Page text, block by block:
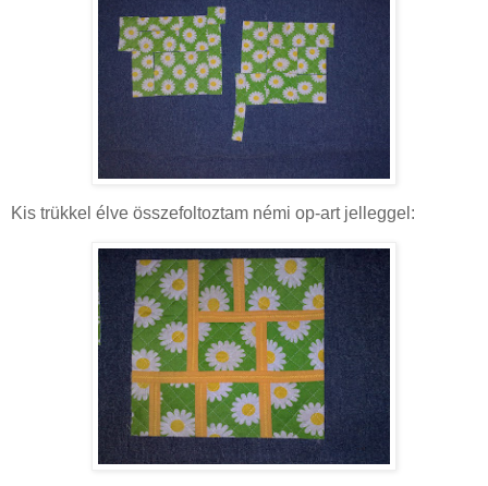
Kis trükkel élve összefoltoztam némi op-art jelleggel: